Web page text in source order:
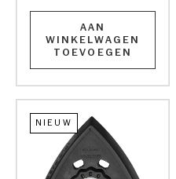
AAN
WINKELWAGEN
TOEVOEGEN
NIEUW